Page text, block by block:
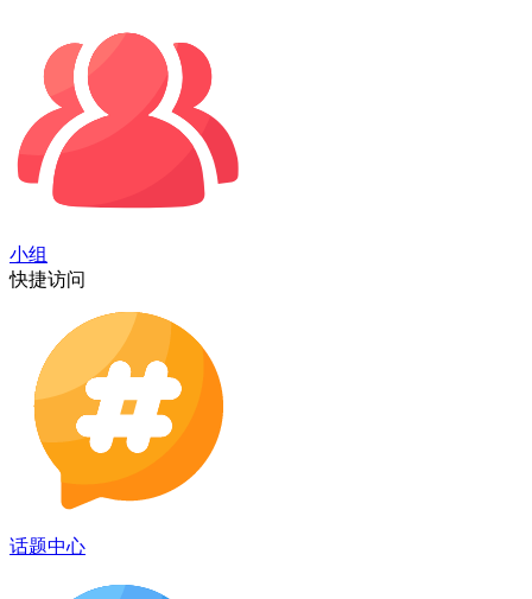
小组
快捷访问
话题中心